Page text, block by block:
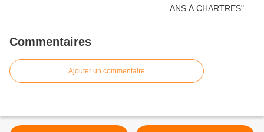
Commentaires
Ajouter un commentaire